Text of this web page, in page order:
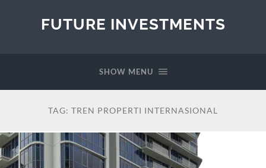
FUTURE INVESTMENTS
SHOW MENU
TAG: TREN PROPERTI INTERNASIONAL